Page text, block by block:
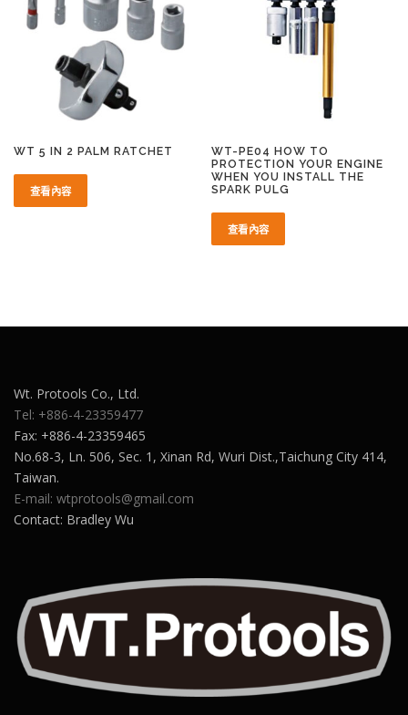
WT 5 IN 2 PALM RATCHET
查看內容
WT-PE04 HOW TO
PROTECTION YOUR ENGINE
WHEN YOU INSTALL THE
SPARK PULG
查看內容
Wt. Protools Co., Ltd.
Tel: +886-4-23359477
Fax: +886-4-23359465
No.68-3, Ln. 506, Sec. 1, Xinan Rd, Wuri Dist.,Taichung City 414,
Taiwan.
E-mail: wtprotools@gmail.com
Contact: Bradley Wu